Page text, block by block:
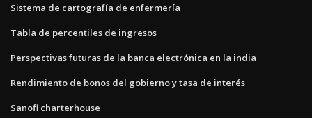
Sistema de cartografía de enfermería
Tabla de percentiles de ingresos
Perspectivas futuras de la banca electrónica en la india
Rendimiento de bonos del gobierno y tasa de interés
Sanofi charterhouse